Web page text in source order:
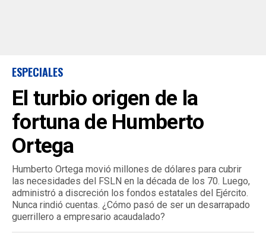
ESPECIALES
El turbio origen de la
fortuna de Humberto
Ortega
Humberto Ortega movió millones de dólares para cubrir
las necesidades del FSLN en la década de los 70. Luego,
administró a discreción los fondos estatales del Ejército.
Nunca rindió cuentas. ¿Cómo pasó de ser un desarrapado
guerrillero a empresario acaudalado?